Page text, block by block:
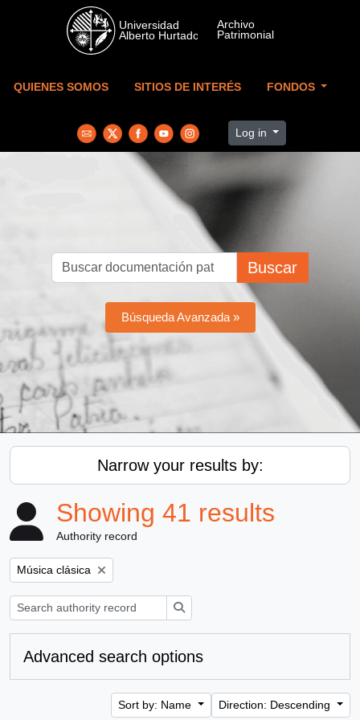
Skip to main content
QUIENES SOMOS SITIOS DE INTERÉS FONDOS
Log in
Buscar
Búsqueda Avanzada »
Narrow your results by:
Showing 41 results
Authority record
Remove filter:
Música clásica
Advanced search options
Sort by: Name Direction: Descending